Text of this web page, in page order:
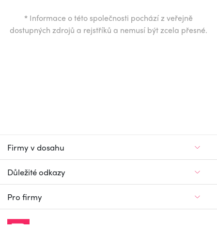
* Informace o této společnosti pochází z veřejně
dostupných zdrojů a rejstříků a nemusí být zcela přesné.
Firmy v dosahu
Důležité odkazy
Pro firmy